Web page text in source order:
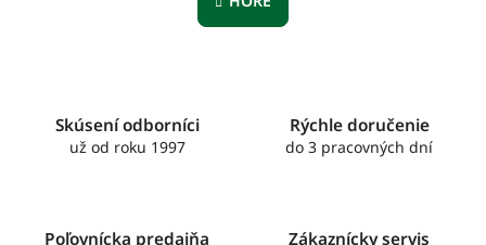
o
Skúsení odborníci
už od roku 1997
Rýchle doručenie
do 3 pracovných dní
Poľovnícka predajňa Zákaznícky servis